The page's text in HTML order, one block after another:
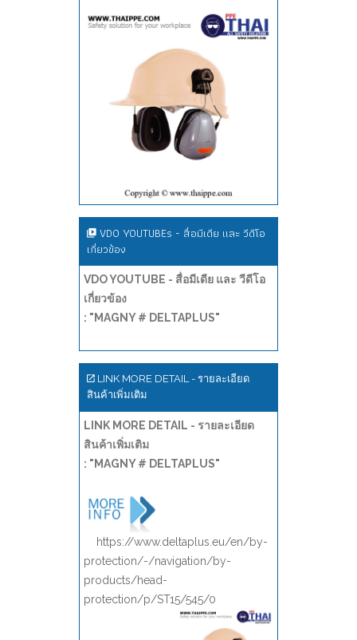
VDO YOUTUBEs - สื่อมีเดีย และ วีดีโอ
เกี่ยวข้อง
VDO YOUTUBE - สื่อมีเดีย และ วีดีโอ
เกี่ยวข้อง
: "MAGNY # DELTAPLUS"
LINK MORE DETAIL - รายละเอียด
สินค้าเพิ่มเติม
LINK MORE DETAIL - รายละเอียด
สินค้าเพิ่มเติม
: "MAGNY # DELTAPLUS"
https://www.deltaplus.eu/en/by-
protection/-/navigation/by-
products/head-
protection/p/ST15/545/0